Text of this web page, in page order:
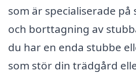
som är specialiserade
och borttagning av
du har en enda stubbe
som stör din trädgård